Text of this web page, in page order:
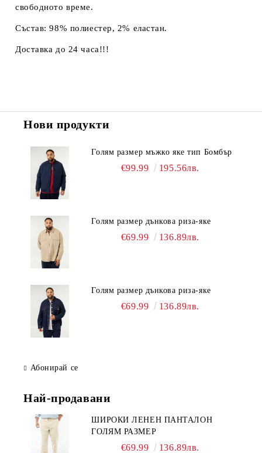
свободното време.
Състав: 98% полиестер, 2% еластан.
Доставка до 24 часа!!!
Нови продукти
Голям размер мъжко яке тип Бомбър
€99.99 195.56лв.
Голям размер дънкова риза-яке
€69.99 136.89лв.
Голям размер дънкова риза-яке
€69.99 136.89лв.
Абонирай се
Най-продавани
ШИРОКИ ЛЕНЕН ПАНТАЛОН
ГОЛЯМ РАЗМЕР
€69.99 136.89лв.